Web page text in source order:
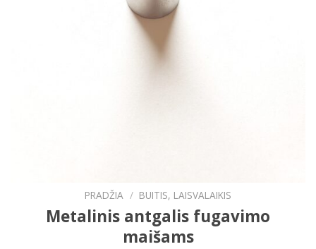
PRADŽIA / BUITIS, LAISVALAIKIS
Metalinis antgalis fugavimo
maišams